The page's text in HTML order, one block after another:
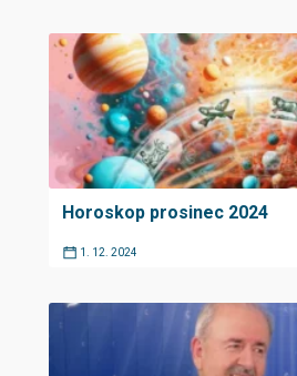
Horoskop prosinec 2024
1. 12. 2024